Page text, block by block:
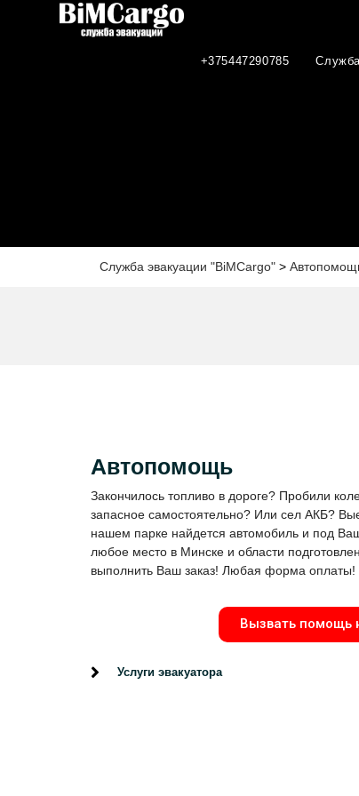
+375447290785
Служба эвакуации "BiMCargo" >
Автопомощь
Закончилось топливо в дороге? Пробили
запасное самостоятельно? Или сел АКБ?
нашем парке найдется автомобиль и под
любое место в Минске и области
выполнить Ваш заказ! Любая форма оплаты!
Вызвать помощь
Услуги эвакуатора